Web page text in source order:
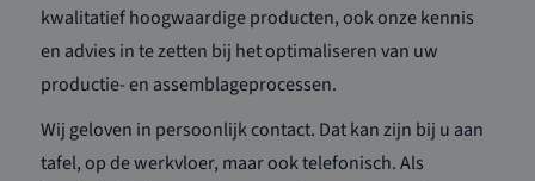
kwalitatief hoogwaardige producten, ook onze kennis
en advies in te zetten bij het optimaliseren van uw
productie- en assemblageprocessen.
Wij geloven in persoonlijk contact. Dat kan zijn bij u aan
tafel, op de werkvloer, maar ook telefonisch. Als